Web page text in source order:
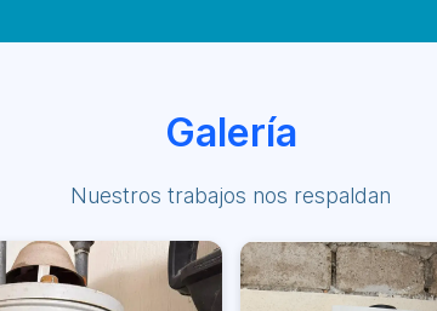
Galería
Nuestros trabajos nos respaldan